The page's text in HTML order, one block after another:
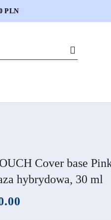
PLN
Cover base
hybrydowa, 30 ml